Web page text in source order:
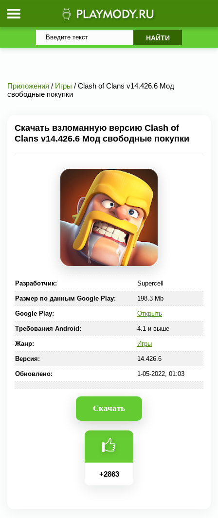
Приложения / Игры / Clash of Clans v14.426.6 Мод
свободные покупки
Скачать взломанную версию Clash of
Clans v14.426.6 Мод свободные покупки
Разработчик: Supercell
Размер по данным Google Play: 198.3 Mb
Google Play: Открыть
Требования Android: 4.1 и выше
Жанр: Игры
Версия: 14.426.6
Обновлено: 1-05-2022, 01:03
Скачать
+2863